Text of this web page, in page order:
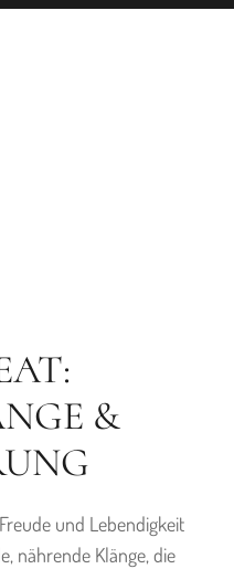
&
und Lebendigkeit
nährende Klänge, die